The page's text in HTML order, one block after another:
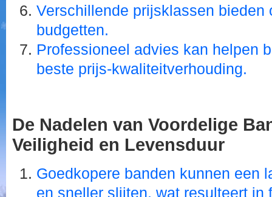
Verschillende prijsklassen bieden
budgetten.
Professioneel advies kan helpen
beste prijs-kwaliteitverhouding.
De Nadelen van Voordelige
Veiligheid en Levensduur
Goedkopere banden kunnen een
en sneller slijten, wat resulteert in